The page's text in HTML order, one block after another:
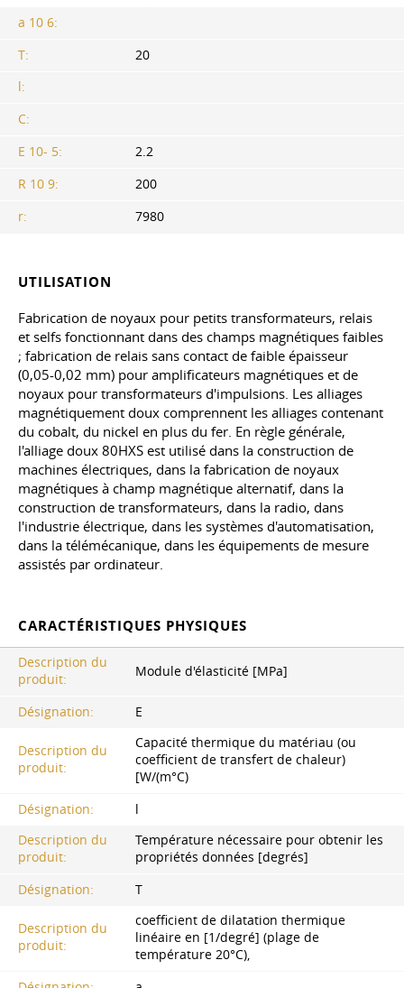
a 10 6:
T:
20
l:
C:
E 10- 5:
2.2
R 10 9:
200
r:
7980
UTILISATION
Fabrication de noyaux pour petits transformateurs, relais
et selfs fonctionnant dans des champs magnétiques faibles
; fabrication de relais sans contact de faible épaisseur
(0,05-0,02 mm) pour amplificateurs magnétiques et de
noyaux pour transformateurs d'impulsions. Les alliages
magnétiquement doux comprennent les alliages contenant
du cobalt, du nickel en plus du fer. En règle générale,
l'alliage doux 80HXS est utilisé dans la construction de
machines électriques, dans la fabrication de noyaux
magnétiques à champ magnétique alternatif, dans la
construction de transformateurs, dans la radio, dans
l'industrie électrique, dans les systèmes d'automatisation,
dans la télémécanique, dans les équipements de mesure
assistés par ordinateur.
CARACTÉRISTIQUES PHYSIQUES
Description du
produit:
Module d'élasticité [MPa]
Désignation: E
Description du
produit:
Capacité thermique du matériau (ou
coefficient de transfert de chaleur)
[W/(m°C)
Désignation:
l
Description du
produit:
Température nécessaire pour obtenir les
propriétés données [degrés]
Désignation:
T
Description du
produit:
coefficient de dilatation thermique
linéaire en [1/degré] (plage de
température 20°C),